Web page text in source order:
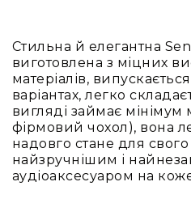
Для
та
і
Стильна й елегантна
виготовлена з міцних
матеріалів,
варіантах, легко
вигляді займає мінімум
фірмовий чохол), вона
надовго стане для
найзручнішим і
аудіоаксесуаром на